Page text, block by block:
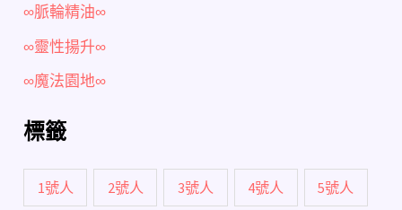
∞脈輪精油∞
∞靈性揚升∞
∞魔法園地∞
標籤
1號人 2號人 3號人 4號人 5號人